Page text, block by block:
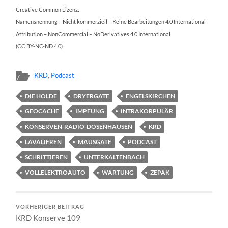
Creative Common Lizenz:
Namensnennung – Nicht kommerziell – Keine Bearbeitungen 4.0 International
Attribution – NonCommercial – NoDerivatives 4.0 International
(CC BY-NC-ND 4.0)
KRD, Podcast
DIE HOLDE DRYERGATE
ENGELSKIRCHEN
GEOCACHE
IMPFUNG
INTRAKORPULÄR
KONSERVEN-RADIO-DOSENHAUSEN
KRD
LAVALIEREN
MAUSGATE
PODCAST
SCHRITTIEREN
UNTERKALTENBACH
VOLLELEKTROAUTO
WARTUNG ZEPAK
VORHERIGER BEITRAG
KRD Konserve 109